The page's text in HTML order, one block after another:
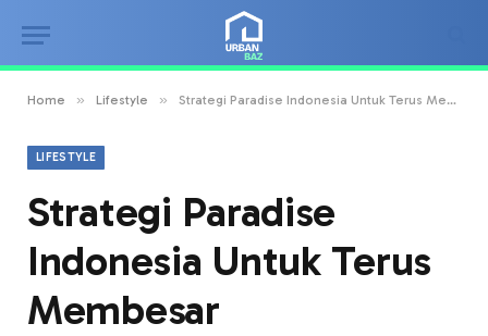
Home » Lifestyle » Strategi Paradise Indonesia Untuk Terus Membesar
LIFESTYLE
Strategi Paradise
Indonesia Untuk Terus
Membesar